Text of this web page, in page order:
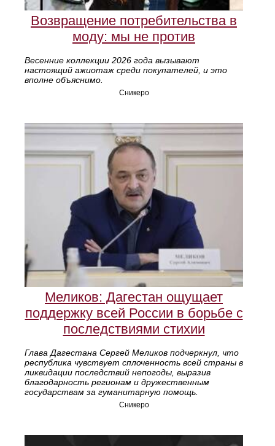
Возвращение потребительства в
моду: мы не против
Весенние коллекции 2026 года вызывают
настоящий ажиотаж среди покупателей, и это
вполне объяснимо.
Сникеро
Меликов: Дагестан ощущает
поддержку всей России в борьбе с
последствиями стихии
Глава Дагестана Сергей Меликов подчеркнул, что
республика чувствует сплоченность всей страны в
ликвидации последствий непогоды, выразив
благодарность регионам и дружественным
государствам за гуманитарную помощь.
Сникеро